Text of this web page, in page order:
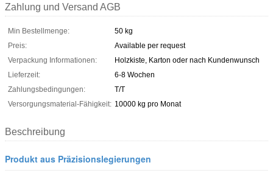
Zahlung und Versand AGB
Min Bestellmenge:
50 kg
Preis:
Available per request
Verpackung Informationen:
Holzkiste, Karton oder nach Kundenwunsch
Lieferzeit:
6-8 Wochen
Zahlungsbedingungen:
T/T
Versorgungsmaterial-Fähigkeit: 10000 kg pro Monat
Beschreibung
Produkt aus Präzisionslegierungen